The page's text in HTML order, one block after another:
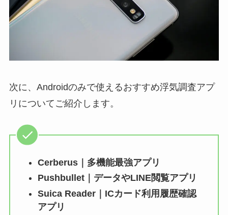
次に、Androidのみで使えるおすすめ浮気調査アプ
リについてご紹介します。
Cerberus｜多機能最強アプリ
Pushbullet｜データやLINE閲覧アプリ
Suica Reader｜ICカード利用履歴確認
アプリ